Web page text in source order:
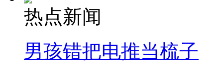
热点新闻
男孩错把电推当梳子